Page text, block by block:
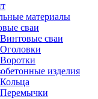
материалы
сваи
Винтовые сваи
Оголовки
Воротки
изделия
Кольца
Перемычки